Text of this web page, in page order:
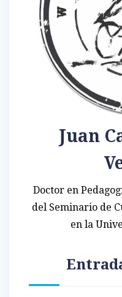
Juan
Doctor en
del Seminario de
en la